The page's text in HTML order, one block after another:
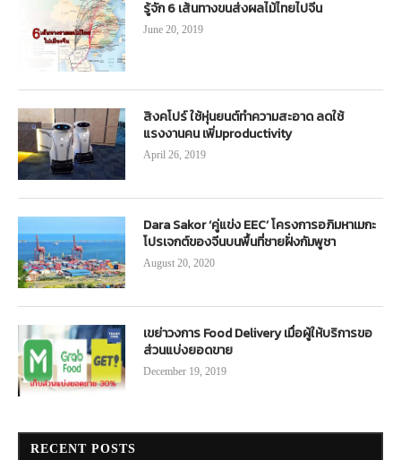
รู้จัก 6 เส้นทางขนส่งผลไม้ไทยไปจีน
June 20, 2019
สิงคโปร์ ใช้หุ่นยนต์ทำความสะอาด ลดใช้
แรงงานคน เพิ่มproductivity
April 26, 2019
Dara Sakor ‘คู่แข่ง EEC’ โครงการอภิมหาเมกะ
โปรเจกต์ของจีนบนพื้นที่ชายฝั่งกัมพูชา
August 20, 2020
เขย่าวงการ Food Delivery เมื่อผู้ให้บริการขอ
ส่วนแบ่งยอดขาย
December 19, 2019
RECENT POSTS